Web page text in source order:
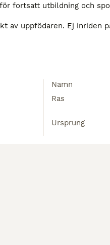
fortsatt utbildning och
av uppfödaren. Ej inriden
Namn
Ras
Ursprung